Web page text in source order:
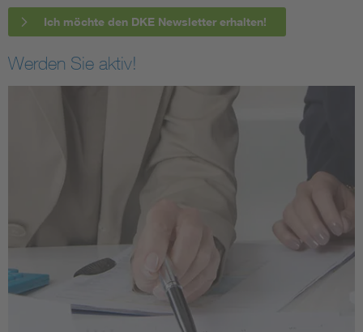
Ich möchte den DKE Newsletter erhalten!
Werden Sie aktiv!